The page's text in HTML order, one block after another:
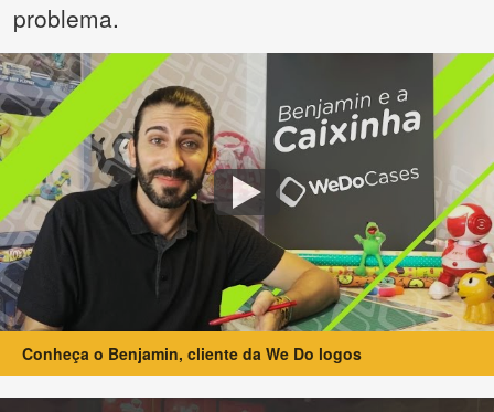
problema.
Conheça o Benjamin, cliente da We Do logos